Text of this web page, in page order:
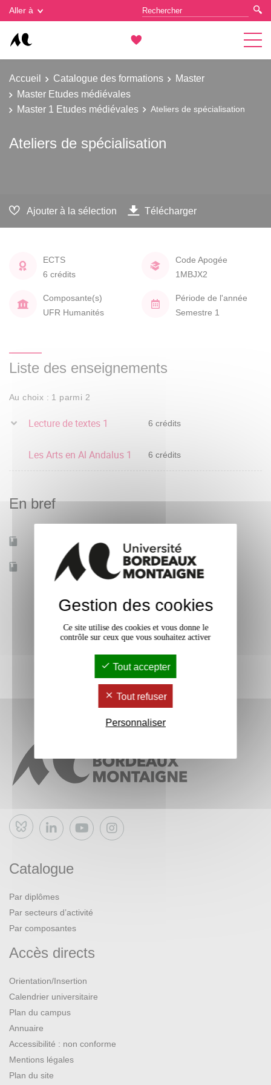
Aller à
Accueil Catalogue des formations
Master
Master Etudes médiévales
Master 1 Etudes médiévales
Ateliers de spécialisation
Ateliers de spécialisation
Ajouter à la sélection Télécharger
ECTS
6 crédits
Code Apogée
1MBJX2
Composante(s)
UFR Humanités
Période de l'année
Semestre 1
Liste des enseignements
Au choix : 1 parmi 2
Lecture de textes 1 6 crédits
Les Arts en Al Andalus 1 6 crédits
En bref
Mobilité d'études Oui
Accessible à distance Non
Bluesky
Catalogue
Par diplômes
Par secteurs d’activité
Par composantes
Accès directs
Orientation/Insertion
Calendrier universitaire
Plan du campus
Annuaire
Accessibilité : non conforme
Mentions légales
Plan du site
Gestion des cookies
Gestion des cookies
Ce site utilise des cookies et vous donne le
contrôle sur ceux que vous souhaitez activer
Tout accepter
Tout refuser
Personnaliser